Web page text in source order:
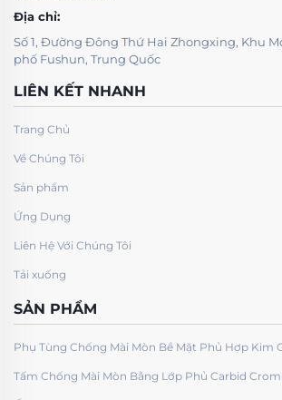
Địa chỉ:
Số 1, Đường Đông Thứ Hai Zhongxing, Khu
phố Fushun, Trung Quốc
LIÊN KẾT NHANH
Trang Chủ
Về Chúng Tôi
Sản phẩm
Ứng Dụng
Liên Hệ Với Chúng Tôi
Tải xuống
SẢN PHẨM
Phụ Tùng Chống Mài Mòn Bề Mặt Phủ Hợp Kim
Tấm Chống Mài Mòn Bằng Lớp Phủ Carbid Crom